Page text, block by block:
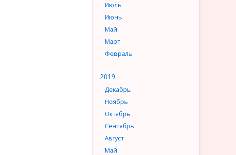
Июль
Июнь
Май
Март
Февраль
2019
Декабрь
Ноябрь
Октябрь
Сентябрь
Август
Май